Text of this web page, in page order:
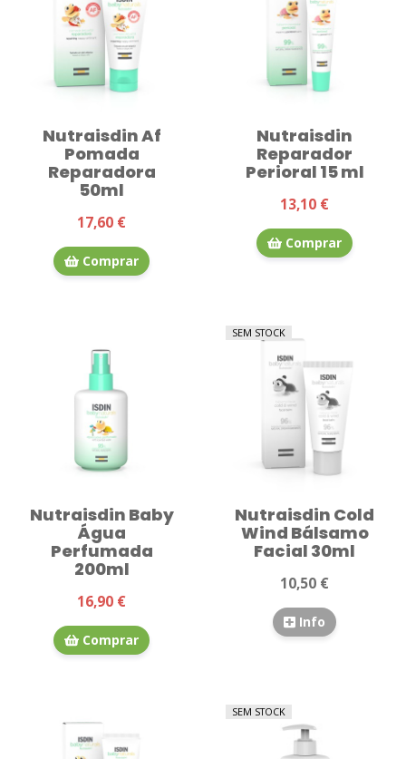
Nutraisdin Af
Pomada
Reparadora
50ml
17,60 €
Comprar
Nutraisdin
Reparador
Perioral 15 ml
13,10 €
Comprar
Nutraisdin Baby
Água
Perfumada
200ml
16,90 €
Comprar
SEM STOCK
Nutraisdin Cold
Wind Bálsamo
Facial 30ml
10,50 €
Info
SEM STOCK